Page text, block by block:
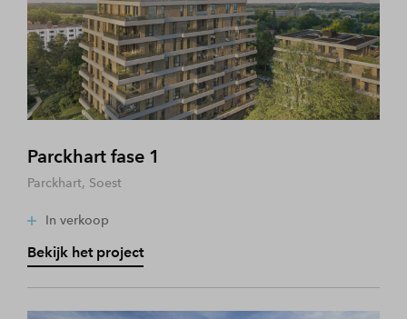
Parckhart fase 1
Parckhart, Soest
In verkoop
Bekijk het project